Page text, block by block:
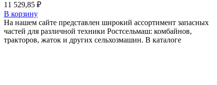
11 529,85 ₽
В корзину
На нашем сайте представлен широкий ассортимент запасных
частей для различной техники Ростсельмаш: комбайнов,
тракторов, жаток и других сельхозмашин. В каталоге